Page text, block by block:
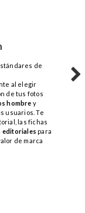
de
al elegir
de tus fotos
hombre y
usuarios. Te
las fichas
editoriales para
de marca